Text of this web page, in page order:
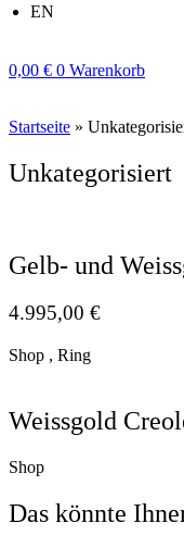
EN
0,00 € 0 Warenkorb
Startseite »
Unkategorisiert
Gelb- und
4.995,00 €
Shop , Ring
Weissgold
Shop
Das könnte